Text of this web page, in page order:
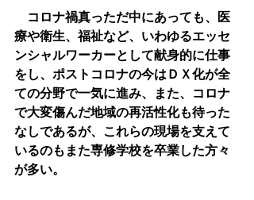
コロナ禍真っただ中にあっても、医
療や衛生、福祉など、いわゆるエッセ
ンシャルワーカーとして献身的に仕事
をし、ポストコロナの今はＤＸ化が全
ての分野で一気に進み、また、コロナ
で大変傷んだ地域の再活性化も待った
なしであるが、これらの現場を支えて
いるのもまた専修学校を卒業した方々
が多い。